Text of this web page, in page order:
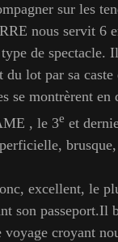
sur les
nous servit 6
de spectacle.
lot par sa caste
se montrèrent
, le 3e et
excellent, le
son passeport.Il
voyage croyant